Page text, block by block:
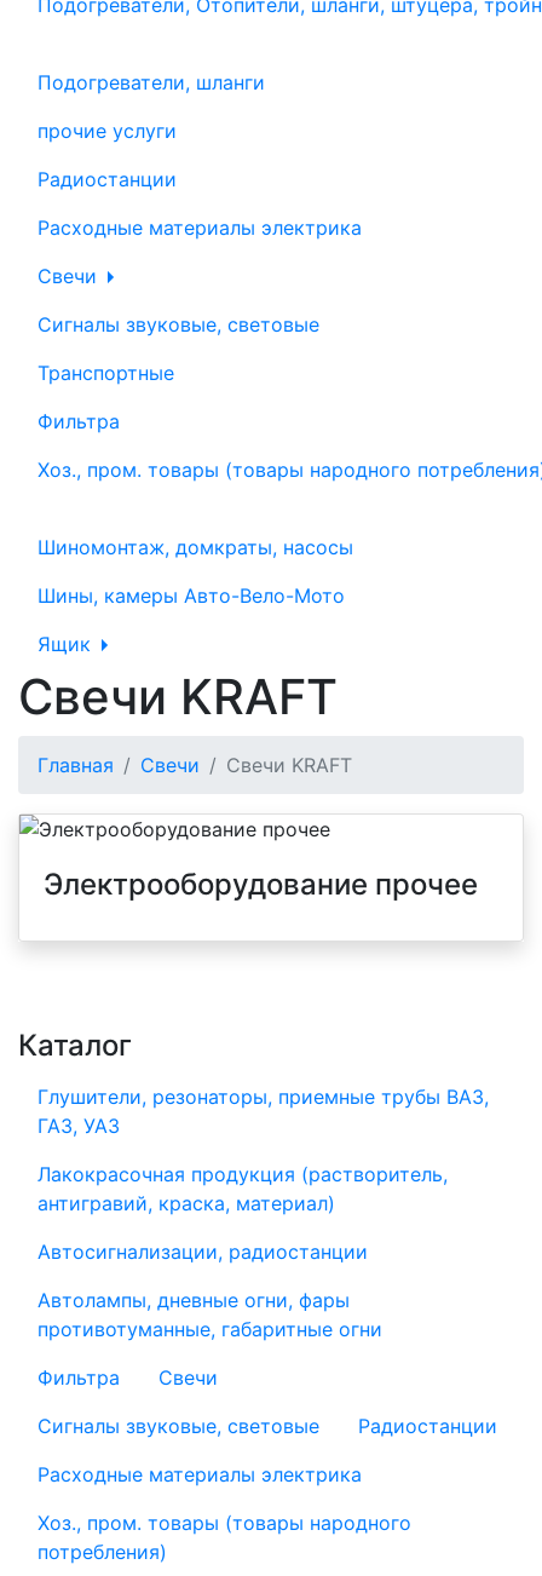
Подогреватели, Отопители, шланги, штуцера,
Подогреватели, шланги
прочие услуги
Радиостанции
Расходные материалы электрика
Свечи
Сигналы звуковые, световые
Транспортные
Фильтра
Хоз., пром. товары (товары народного
Шиномонтаж, домкраты, насосы
Шины, камеры Авто-Вело-Мото
Ящик
Свечи KRAFT
Главная Свечи Свечи KRAFT
Электрооборудование прочее
Каталог
Глушители, резонаторы, приемные трубы ВАЗ,
ГАЗ, УАЗ
Лакокрасочная продукция (растворитель,
антигравий, краска, материал)
Автосигнализации, радиостанции
Автолампы, дневные огни, фары
противотуманные, габаритные огни
Фильтра
Свечи
Сигналы звуковые, световые
Радиостанции
Расходные материалы электрика
Хоз., пром. товары (товары народного
потребления)